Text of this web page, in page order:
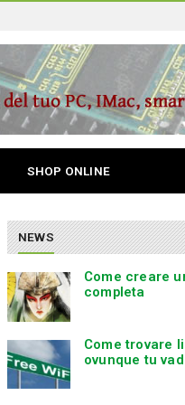
SHOP ONLINE
NEWS
Come creare
completa
Come trovare
ovunque tu